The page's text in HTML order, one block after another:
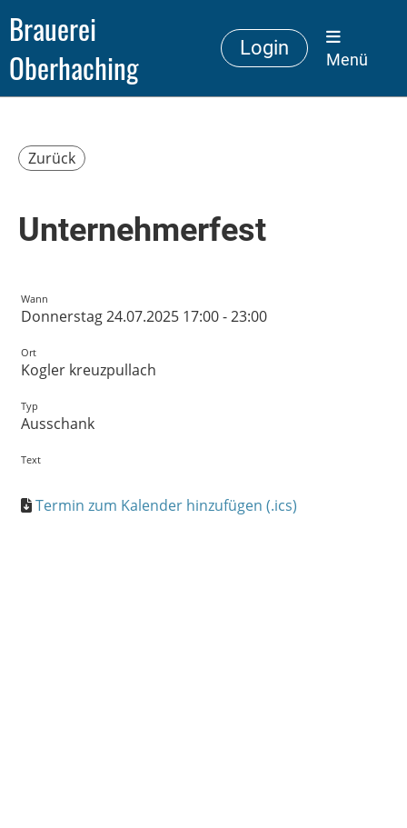
Brauerei
Oberhaching
Login
Menü
Zurück
Unternehmerfest
Wann
Donnerstag 24.07.2025 17:00 - 23:00
Ort
Kogler kreuzpullach
Typ
Ausschank
Text
Termin zum Kalender hinzufügen (.ics)